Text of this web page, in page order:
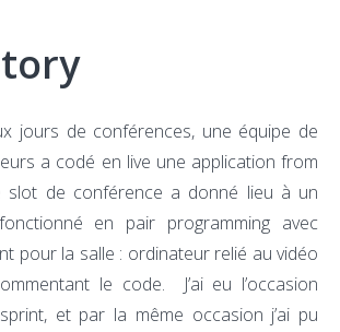
jours de conférences, une équipe de
a codé en live une application from
slot de conférence a donné lieu à un
en pair programming avec
pour la salle : ordinateur relié au vidéo
le code. J’ai eu l’occasion
et par la même occasion j’ai pu